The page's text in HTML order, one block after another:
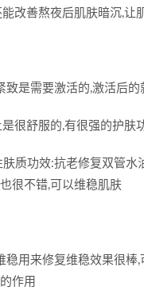
改善熬夜后肌肤暗沉,让
致是需要激活的,激活后的
很舒服的,有很强的护肤
质功效:抗老修复双管
很不错,可以维稳肌肤
稳用来修复维稳效果很棒
作用